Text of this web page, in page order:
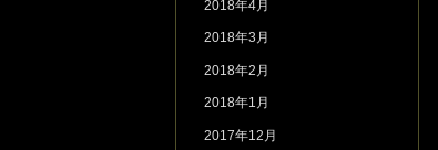
2018年4月
2018年3月
2018年2月
2018年1月
2017年12月